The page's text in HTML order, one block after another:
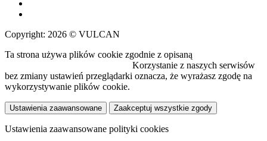
Copyright: 2026 © VULCAN
Ta strona używa plików cookie zgodnie z opisaną
Korzystanie z naszych serwisów
bez zmiany ustawień przeglądarki oznacza, że wyrażasz zgodę na
wykorzystywanie plików cookie.
Ustawienia zaawansowane Zaakceptuj wszystkie zgody
Ustawienia zaawansowane polityki cookies